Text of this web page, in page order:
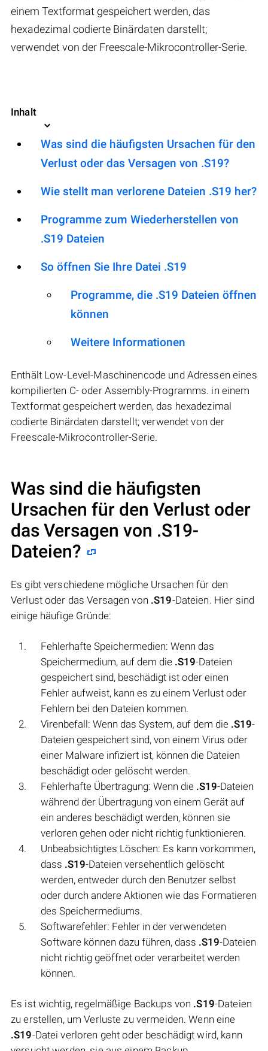
einem Textformat gespeichert werden, das
hexadezimal codierte Binärdaten darstellt;
verwendet von der Freescale-Mikrocontroller-Serie.
Inhalt
Was sind die häufigsten Ursachen für den
Verlust oder das Versagen von .S19?
Wie stellt man verlorene Dateien .S19 her?
Programme zum Wiederherstellen von
.S19 Dateien
So öffnen Sie Ihre Datei .S19
Programme, die .S19 Dateien öffnen
können
Weitere Informationen
Enthält Low-Level-Maschinencode und Adressen eines
kompilierten C- oder Assembly-Programms. in einem
Textformat gespeichert werden, das hexadezimal
codierte Binärdaten darstellt; verwendet von der
Freescale-Mikrocontroller-Serie.
Was sind die häufigsten
Ursachen für den Verlust oder
das Versagen von .S19-
Dateien?
Es gibt verschiedene mögliche Ursachen für den
Verlust oder das Versagen von .S19-Dateien. Hier sind
einige häufige Gründe:
Fehlerhafte Speichermedien: Wenn das
Speichermedium, auf dem die .S19-Dateien
gespeichert sind, beschädigt ist oder einen
Fehler aufweist, kann es zu einem Verlust oder
Fehlern bei den Dateien kommen.
Virenbefall: Wenn das System, auf dem die .S19-
Dateien gespeichert sind, von einem Virus oder
einer Malware infiziert ist, können die Dateien
beschädigt oder gelöscht werden.
Fehlerhafte Übertragung: Wenn die .S19-Dateien
während der Übertragung von einem Gerät auf
ein anderes beschädigt werden, können sie
verloren gehen oder nicht richtig funktionieren.
Unbeabsichtigtes Löschen: Es kann vorkommen,
dass .S19-Dateien versehentlich gelöscht
werden, entweder durch den Benutzer selbst
oder durch andere Aktionen wie das Formatieren
des Speichermediums.
Softwarefehler: Fehler in der verwendeten
Software können dazu führen, dass .S19-Dateien
nicht richtig geöffnet oder verarbeitet werden
können.
Es ist wichtig, regelmäßige Backups von .S19-Dateien
zu erstellen, um Verluste zu vermeiden. Wenn eine
.S19-Datei verloren geht oder beschädigt wird, kann